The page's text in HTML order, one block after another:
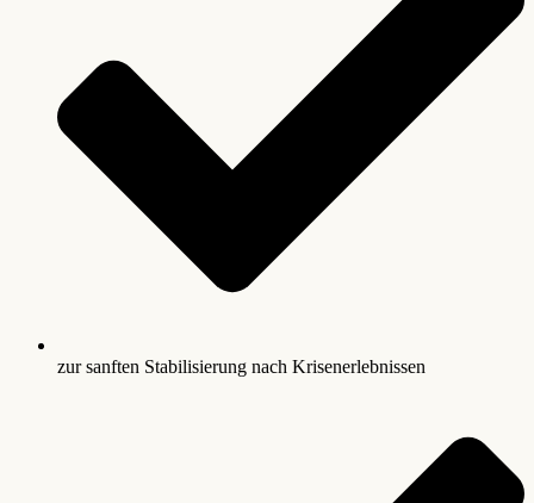
zur sanften Stabilisierung nach Krisenerlebnissen